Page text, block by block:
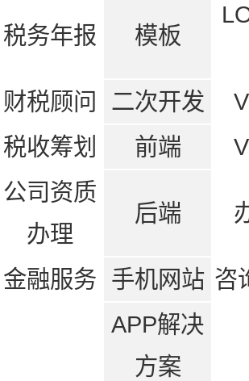
税务年报 模板
财税顾问 二次开发
税收筹划 前端
公司资质
办理
后端
金融服务 手机网站 咨
APP解决
方案